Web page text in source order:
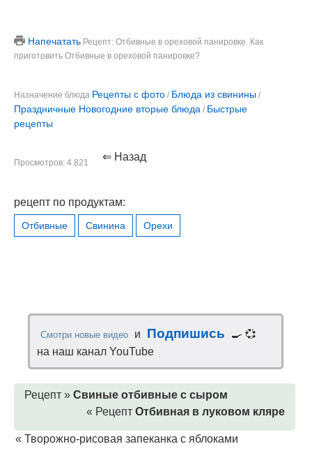
Напечатать Рецепт: Отбивные в ореховой панировке. Как
приготовить Отбивные в ореховой панировке?
Назначение блюда Рецепты с фото / Блюда из свинины /
Праздничные Новогодние вторые блюда / Быстрые
рецепты
Просмотров: 4 821 ⇐ Назад
рецепт по продуктам:
Отбивные Свинина Орехи
Смотри новые видео и Подпишись
🍳 💞
на наш канал YouTube
Рецепт » Cвиные отбивные с сыром
« Рецепт Отбивная в луковом кляре
« Творожно-рисовая запеканка с яблоками